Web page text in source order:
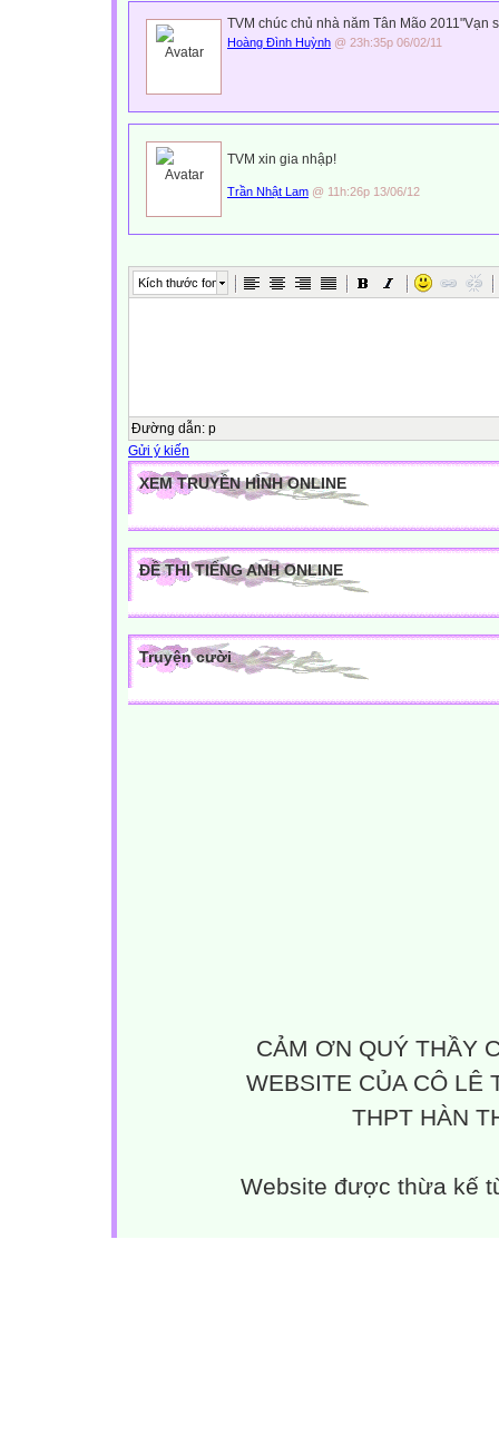
TVM chúc chủ nhà năm Tân Mão 2011"Vạn
Hoàng Đình Huỳnh @ 23h:35p 06/02/11
TVM xin gia nhập!
Trần Nhật Lam @ 11h:26p 13/06/12
Kích thước font
Đường dẫn: p
Gửi ý kiến
XEM TRUYỀN HÌNH ONLINE
ĐỀ THI TIẾNG ANH ONLINE
Truyện cười
CẢM ƠN QUÝ THẦY
WEBSITE CỦA CÔ LÊ
THPT HÀN
Website được thừa kế